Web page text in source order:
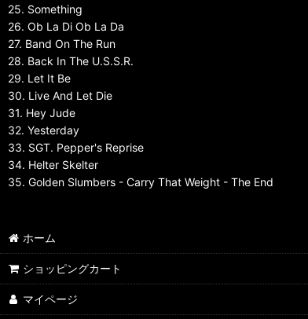
25. Something
26. Ob La Di Ob La Da
27. Band On The Run
28. Back In The U.S.S.R.
29. Let It Be
30. Live And Let Die
31. Hey Jude
32. Yesterday
33. SGT. Pepper's Reprise
34. Helter Skelter
35. Golden Slumbers - Carry That Weight - The End
ホーム
ショッピングカート
マイページ